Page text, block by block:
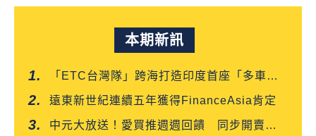
本期新訊
「ETC台灣隊」跨海打造印度首座「多車道
自由流」電子收費系統正式通車
遠東新世紀連續五年獲得FinanceAsia肯定
中元大放送！愛買推週週回饋 同步開賣白